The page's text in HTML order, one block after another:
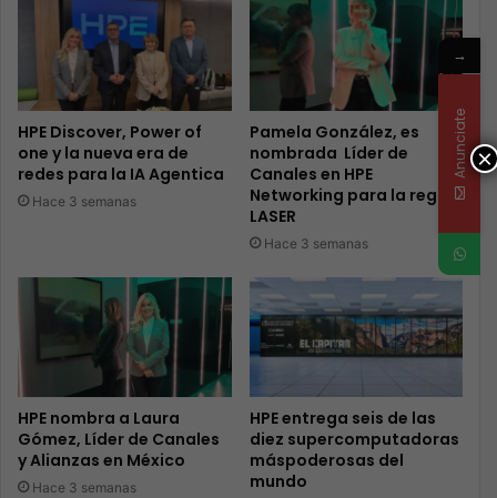
HPE Discover, Power of
one y la nueva era de
redes para la IA Agentica
Hace 3 semanas
Pamela González, es
nombrada Líder de
Canales en HPE
Networking para la región
LASER
Hace 3 semanas
HPE nombra a Laura
Gómez, Líder de Canales
y Alianzas en México
Hace 3 semanas
HPE entrega seis de las
diez supercomputadoras
máspoderosas del
mundo
×
→
Anunciate